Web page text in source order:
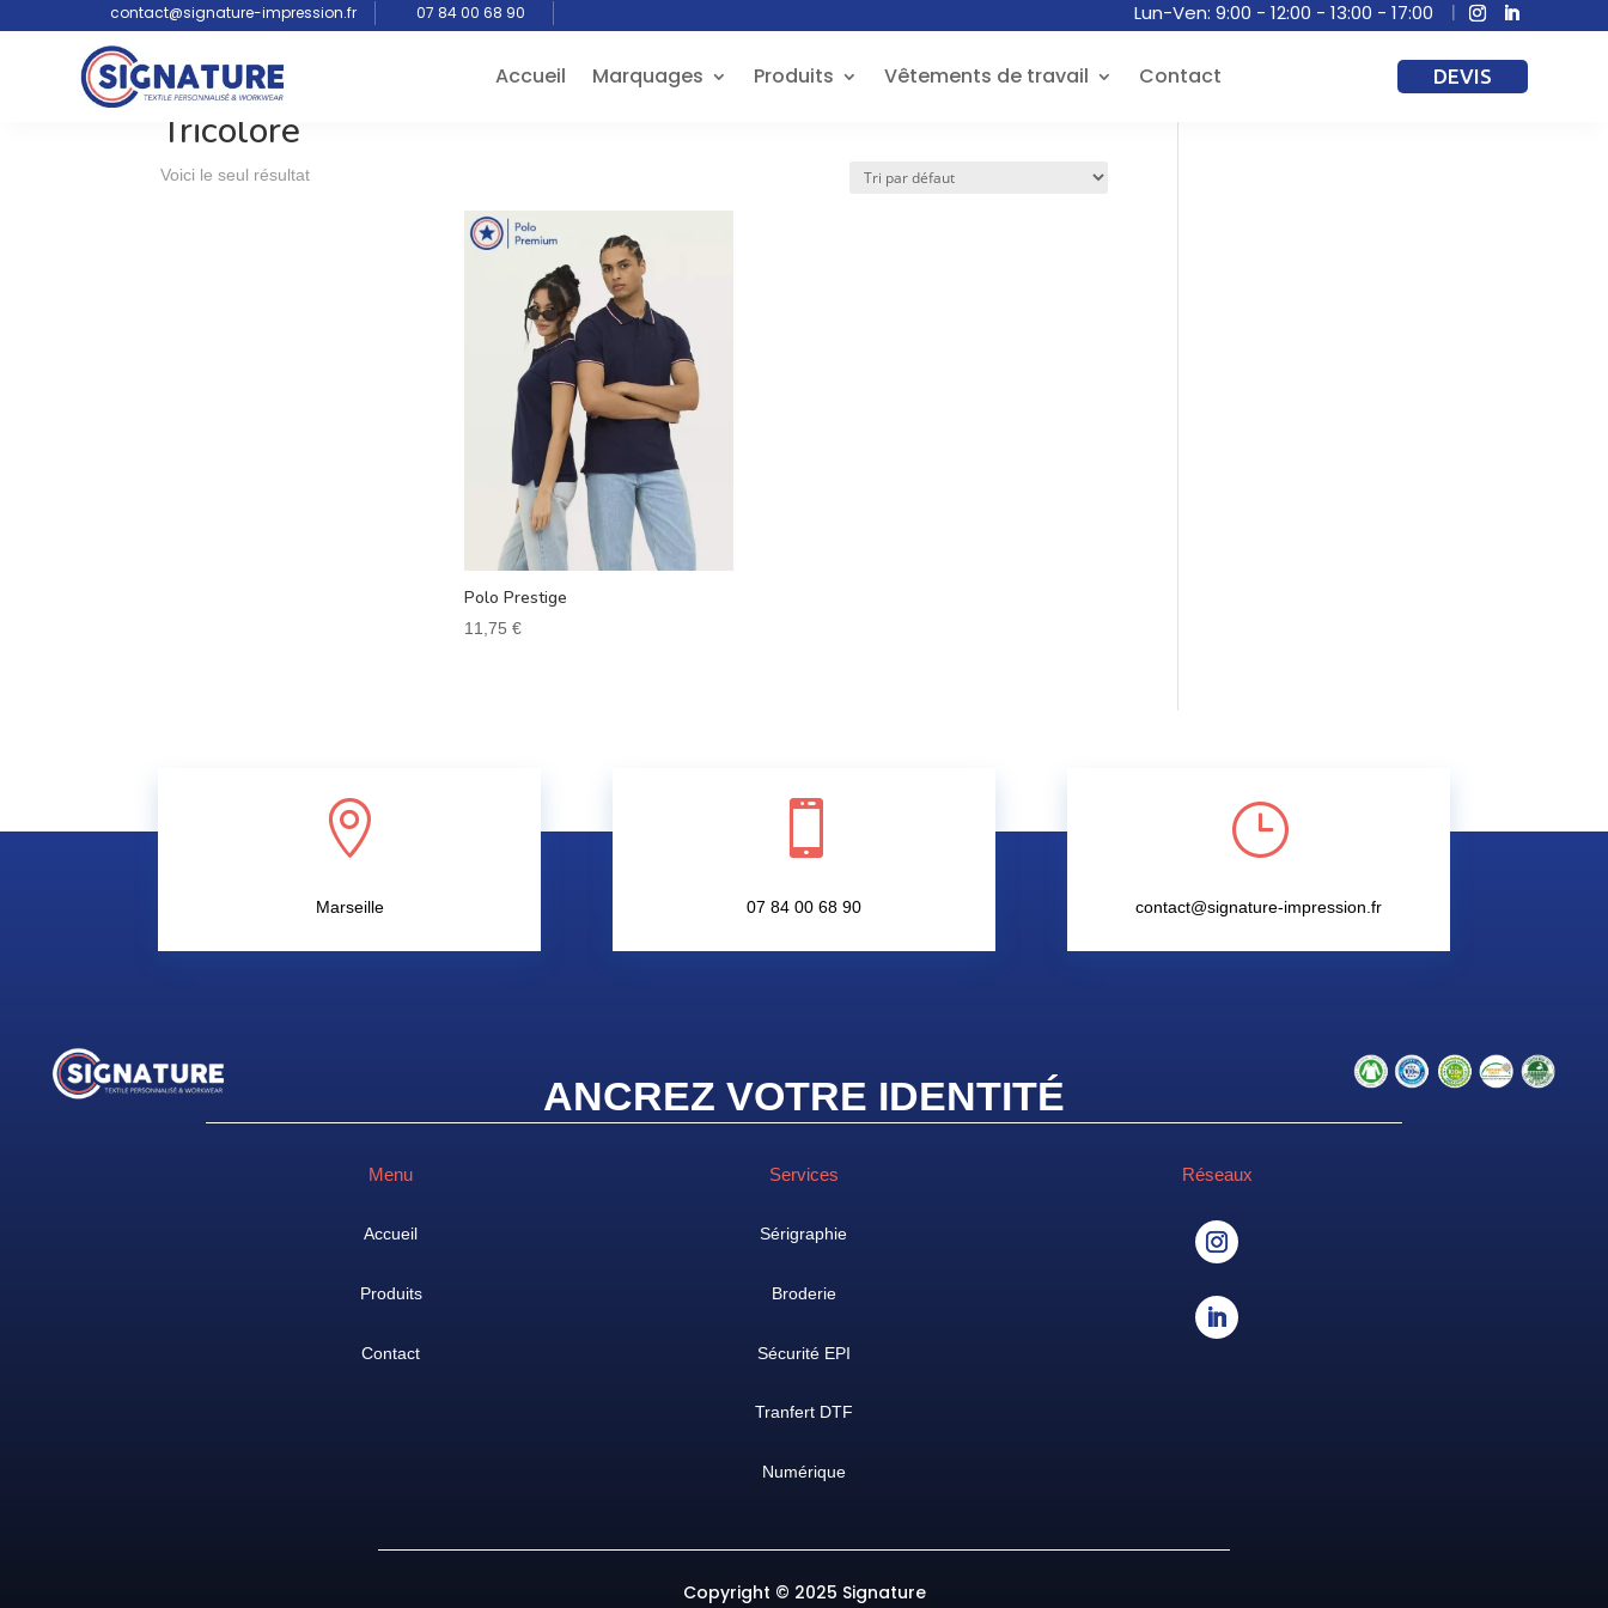
contact@signature-impression.fr 07 84 00 68 90 Lun-Ven: 9:00 - 12:00 - 13:00 - 17:00
Accueil Marquages Produits Vêtements de travail Contact DEVIS
Accueil / Produits identifiés “Tricolore”
Tricolore
Voici le seul résultat
Polo Prestige
11,75€

Marseille

07 84 00 68 90
}
contact@signature-impression.fr
ANCREZ VOTRE IDENTITÉ
Menu
Accueil
Produits
Contact
Services
Sérigraphie
Broderie
Sécurité EPI
Tranfert DTF
Numérique
Réseaux
Copyright © 2025 Signature